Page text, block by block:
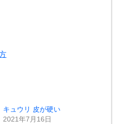
キュウリ 皮が硬い
2021年7月16日